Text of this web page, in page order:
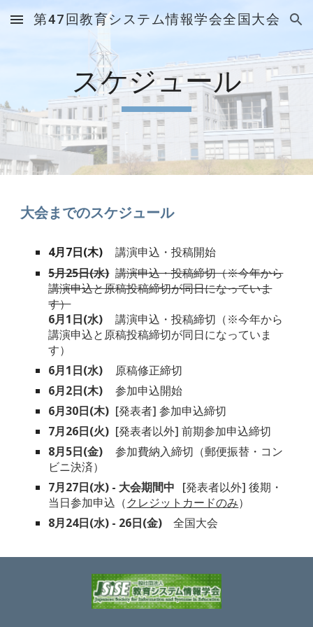
Skip to main content Skip to navigation
第47回教育システム情報学会全国大会
スケジュール
大会までのスケジュール
4月7日(木)
講演申込・投稿開始
5月25日(水) 講演申込・投稿締切（※今年から
講演申込と原稿投稿締切が同日になっていま
す）
6月1日(水)
講演申込・投稿締切（※今年から
講演申込と原稿投稿締切が同日になっていま
す）
6月1日(水)
原稿修正締切
6月2日(木)
参加申込開始
6月30日(木) [発表者] 参加申込締切
7月26日(火) [発表者以外] 前期参加申込締切
8月5日(金)
参加費納入締切（郵便振替・コン
ビニ決済）
7月27日(水) - 大会期間中 [発表者以外] 後期・
当日参加申込（クレジットカードのみ）
8月24日(水) - 26日(金) 全国大会